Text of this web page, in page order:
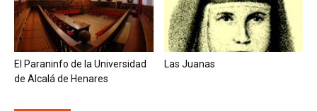
El Paraninfo de la Universidad
de Alcalá de Henares
Las Juanas